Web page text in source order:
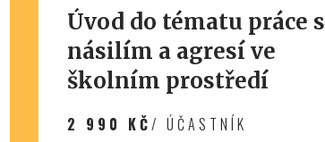
Úvod do tématu práce s
násilím a agresí ve
školním prostředí
2 990 KČ/ ÚČASTNÍK